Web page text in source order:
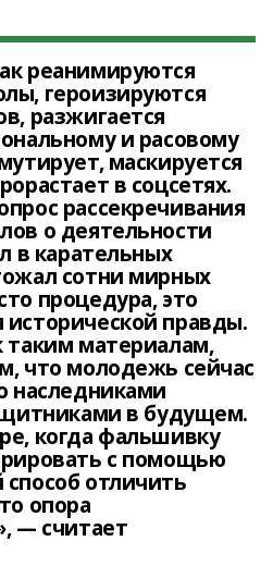
реанимируются
героизируются
разжигается
и расовому
маскируется
в соцсетях.
рассекречивания
о деятельности
в карательных
сотни мирных
процедура, это
правды.
таким материалам,
что молодежь сейчас
наследниками
в будущем.
когда фальшивку
с помощью
отличить
опора
— считает